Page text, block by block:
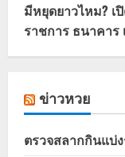
มีหยุดยาวไหม? เ
ราชการ ธนาคาร
ข่าวหวย
ตรวจสลากกินแบ่